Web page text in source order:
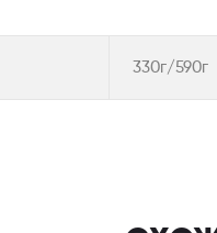
330г/590г